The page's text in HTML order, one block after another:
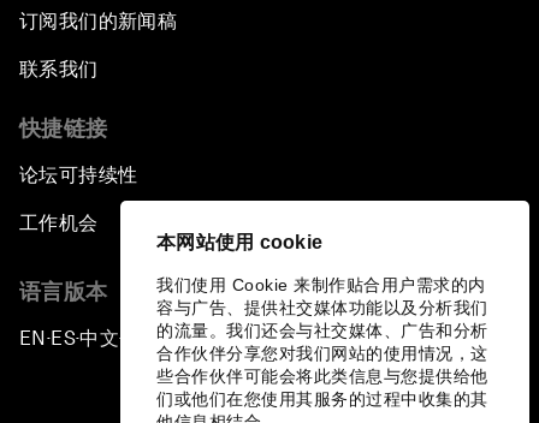
本网站使用 cookie
我们使用 Cookie 来制作贴合用户需求的内
容与广告、提供社交媒体功能以及分析我们
的流量。我们还会与社交媒体、广告和分析
合作伙伴分享您对我们网站的使用情况，这
些合作伙伴可能会将此类信息与您提供给他
们或他们在您使用其服务的过程中收集的其
订阅我们的新闻稿
联系我们
快捷链接
论坛可持续性
工作机会
语言版本
EN ▪ ES▪中文▪ 日本語